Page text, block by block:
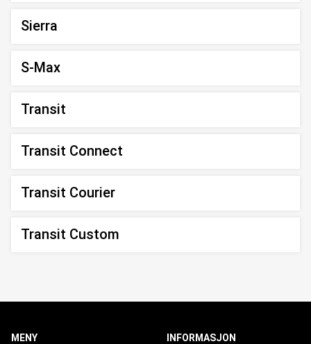
Sierra
S-Max
Transit
Transit Connect
Transit Courier
Transit Custom
MENY INFORMASJON